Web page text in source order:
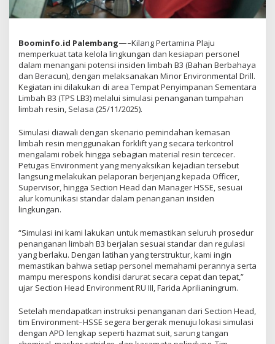
Boominfo.id Palembang—–Kilang Pertamina Plaju
memperkuat tata kelola lingkungan dan kesiapan personel
dalam menangani potensi insiden limbah B3 (Bahan Berbahaya
dan Beracun), dengan melaksanakan Minor Environmental Drill.
Kegiatan ini dilakukan di area Tempat Penyimpanan Sementara
Limbah B3 (TPS LB3) melalui simulasi penanganan tumpahan
limbah resin, Selasa (25/11/2025).
Simulasi diawali dengan skenario pemindahan kemasan
limbah resin menggunakan forklift yang secara terkontrol
mengalami robek hingga sebagian material resin tercecer.
Petugas Environment yang menyaksikan kejadian tersebut
langsung melakukan pelaporan berjenjang kepada Officer,
Supervisor, hingga Section Head dan Manager HSSE, sesuai
alur komunikasi standar dalam penanganan insiden
lingkungan.
“Simulasi ini kami lakukan untuk memastikan seluruh prosedur
penanganan limbah B3 berjalan sesuai standar dan regulasi
yang berlaku. Dengan latihan yang terstruktur, kami ingin
memastikan bahwa setiap personel memahami perannya serta
mampu merespons kondisi darurat secara cepat dan tepat,”
ujar Section Head Environment RU III, Farida Aprilianingrum.
Setelah mendapatkan instruksi penanganan dari Section Head,
tim Environment–HSSE segera bergerak menuju lokasi simulasi
dengan APD lengkap seperti hazmat suit, sarung tangan